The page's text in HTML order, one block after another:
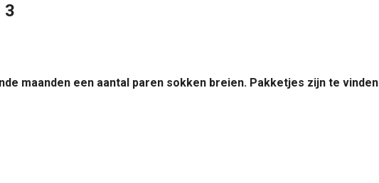
3
maanden een aantal paren sokken breien. Pakketjes zijn te vinden